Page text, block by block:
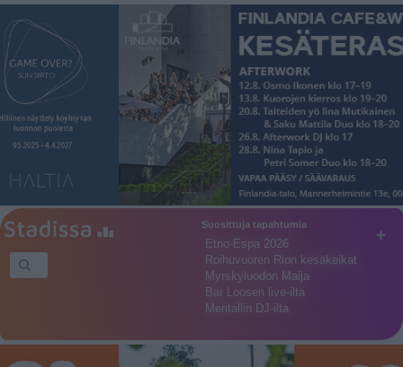
+
Suosittuja tapahtumia
Etno-Espa 2026
Roihuvuoren Rion kesäkeikat
Myrskyluodon Maija
Bar Loosen live-ilta
Meritallin DJ-ilta